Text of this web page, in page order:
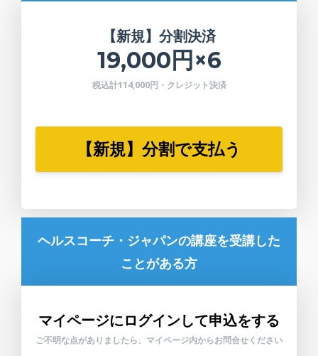
【新規】分割決済
19,000円×6
税込計114,000円・クレジット決済
【新規】分割で支払う
ヘルスコーチ・ジャパンの講座を受講した
ことがある方
マイページにログインして申込をする
ご不明な点がありましたら、マイページ内からお問合せください